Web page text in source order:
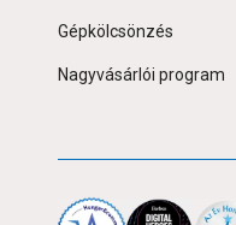
Gépkölcsönzés
Nagyvásárlói program